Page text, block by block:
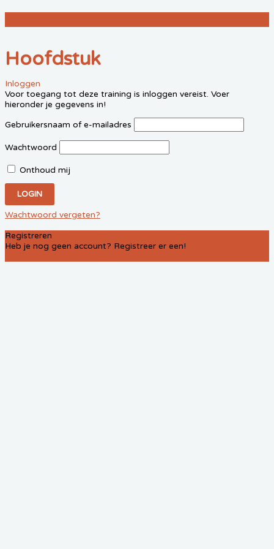
Hoofdstuk
Inloggen
Voor toegang tot deze training is inloggen vereist. Voer
hieronder je gegevens in!
Gebruikersnaam of e-mailadres
Wachtwoord
Onthoud mij
Wachtwoord vergeten?
Registreren
Heb je nog geen account? Registreer er een!